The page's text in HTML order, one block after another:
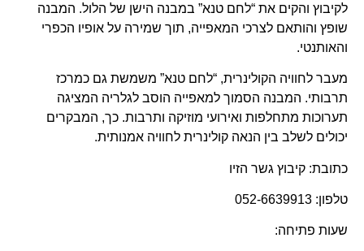
לקיבוץ והקים את “לחם טנא” במבנה הישן של הלול. המבנה
שופץ והותאם לצרכי המאפייה, תוך שמירה על אופיו הכפרי
והאותנטי.
מעבר לחוויה הקולינרית, “לחם טנא” משמשת גם כמרכז
תרבותי. המבנה הסמוך למאפייה הוסב לגלריה המציגה
תערוכות מתחלפות ואירועי מוזיקה ותרבות. כך, המבקרים
יכולים לשלב בין הנאה קולינרית לחוויה אמנותית.
כתובת: קיבוץ גשר הזיו
טלפון: 052-6639913
שעות פתיחה: